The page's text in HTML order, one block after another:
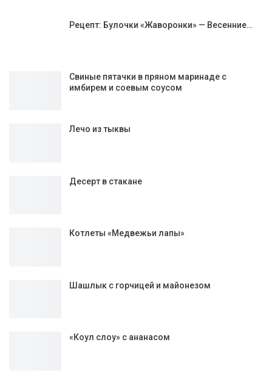
Рецепт: Булочки «Жаворонки» — Весенние…
Свиные пятачки в пряном маринаде с
имбирем и соевым соусом
Лечо из тыквы
Десерт в стакане
Котлеты «Медвежьи лапы»
Шашлык с горчицей и майонезом
«Коул слоу» с ананасом